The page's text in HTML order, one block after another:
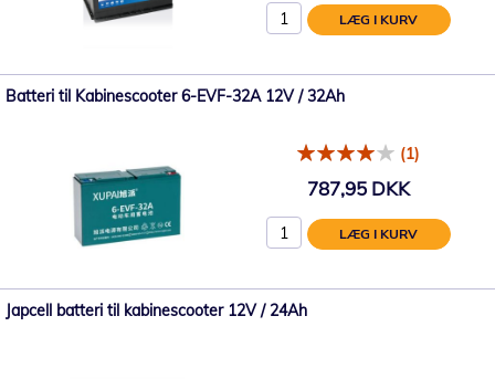
LÆG I KURV
Batteri til Kabinescooter 6-EVF-32A 12V / 32Ah
(1)
787,95 DKK
LÆG I KURV
Japcell batteri til kabinescooter 12V / 24Ah